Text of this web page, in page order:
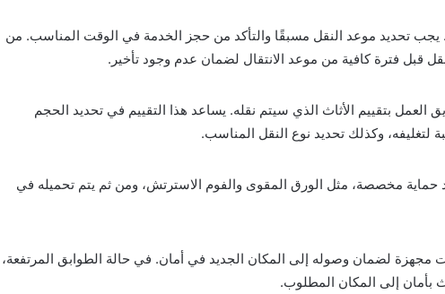
يجب تحديد موعد النقل مسبقًا والتأكد من حجز الخدمة في الوقت المناسب. من
قبل فترة كافية من موعد الانتقال لضمان عدم وجود تأخير.
العمل بتقييم الأثاث الذي سيتم نقله. يساعد هذا التقييم في تحديد الحجم
لتغليفه، وكذلك تحديد نوع النقل المناسب.
حماية مخصصة، مثل الورق المقوى والفوم الاسترتش، ومن ثم يتم تحميله في
مجهزة لضمان وصوله إلى المكان الجديد في أمان. في حالة الطوابق المرتفعة،
بأمان إلى المكان المطلوب.